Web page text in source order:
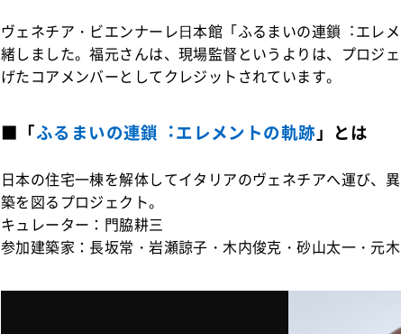
ヴェネチア・ビエンナーレ⽇本館「ふるまいの連鎖︓エレ
緒しました。福元さんは、現場監督というよりは、プロジ
げたコアメンバーとしてクレジットされています。
■「ふるまいの連鎖︓エレメントの軌跡 」とは
日本の住宅一棟を解体してイタリアのヴェネチアへ運び、
築を図るプロジェクト。
キュレーター：門脇耕三
参加建築家：長坂常・岩瀬諒子・木内俊克・砂山太一・元